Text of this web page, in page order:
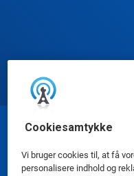
Cookiesamtykke
Vi bruger cookies til, at få
personalisere indhold og